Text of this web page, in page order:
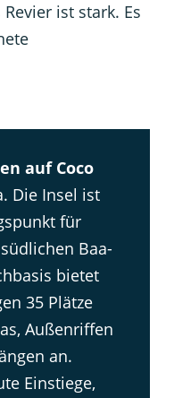
ist stark. Es
auf Coco
Die Insel ist
für
Baa-
bietet
35 Plätze
Außenriffen
an.
Einstiege,